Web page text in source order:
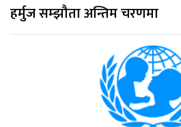
हर्मुज सम्झौता अन्तिम चरणमा